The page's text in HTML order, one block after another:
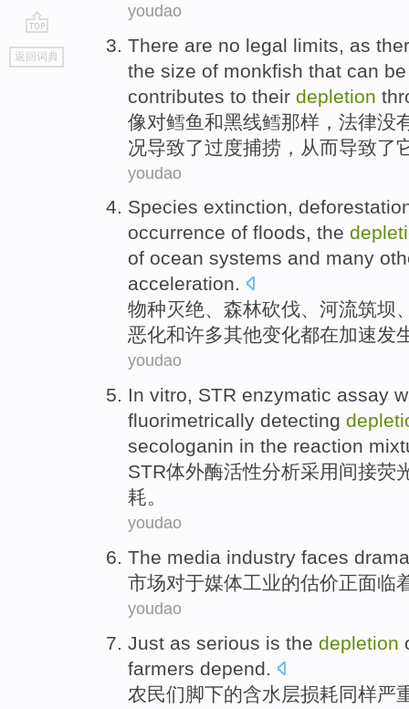
go
top
返回词典
youdao
There are no legal limits as
the size of monkfish that can
contributes to their depletion
像对鳕鱼和黑线鳕那样 ， 法律没
况导致了过度捕捞，从而导致了
youdao
Species extinction,
occurrence of floods, the
of ocean systems and many
acceleration.
物种灭绝、 森林砍伐、 河流筑坝
恶化和许多其他变化都在加速发
youdao
In vitro, STR enzymatic assay
fluorimetrically detecting
secologanin in the reaction
STR体外酶活性分析采用间接荧
耗。
youdao
The media industry faces
市场对于媒体工业的估价正面临
youdao
Just as serious is the depletion
farmers depend.
农民们脚下的含水层损耗同样严